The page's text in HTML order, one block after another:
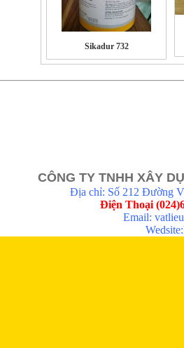
Sikadur 732
CÔNG TY TNHH XÂY
Địa chỉ: Số 212 Đường
Điện Thoại
Email: